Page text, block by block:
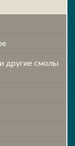
другие смолы